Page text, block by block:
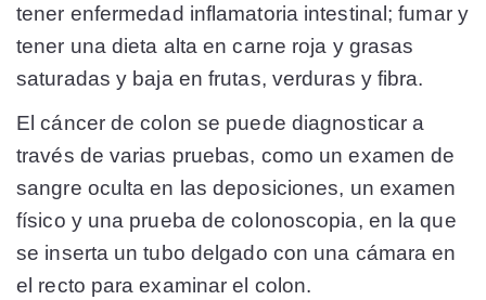
tener enfermedad inflamatoria intestinal; fumar y
tener una dieta alta en carne roja y grasas
saturadas y baja en frutas, verduras y fibra.
El cáncer de colon se puede diagnosticar a
través de varias pruebas, como un examen de
sangre oculta en las deposiciones, un examen
físico y una prueba de colonoscopia, en la que
se inserta un tubo delgado con una cámara en
el recto para examinar el colon.